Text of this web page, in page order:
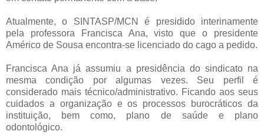
Atualmente, o SINTASP/MCN é presidido interinamente
pela professora Francisca Ana, visto que o presidente
Américo de Sousa encontra-se licenciado do cago a pedido.
Francisca Ana já assumiu a presidência do sindicato na
mesma condição por algumas vezes. Seu perfil é
considerado mais técnico/administrativo. Ficando aos seus
cuidados a organização e os processos burocráticos da
instituição, bem como, plano de saúde e plano
odontológico.